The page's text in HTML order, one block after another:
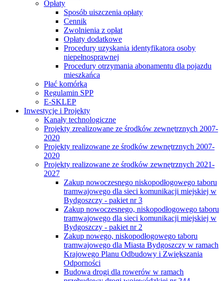
Opłaty
Sposób uiszczenia opłaty
Cennik
Zwolnienia z opłat
Opłaty dodatkowe
Procedury uzyskania identyfikatora osoby
niepełnosprawnej
Procedury otrzymania abonamentu dla pojazdu
mieszkańca
Płać komórką
Regulamin SPP
E-SKLEP
Inwestycje i Projekty
Kanały technologiczne
Projekty zrealizowane ze środków zewnętrznych 2007-
2020
Projekty realizowane ze środków zewnętrznych 2007-
2020
Projekty realizowane ze środków zewnętrznych 2021-
2027
Zakup nowoczesnego niskopodłogowego taboru
tramwajowego dla sieci komunikacji miejskiej w
Bydgoszczy - pakiet nr 3
Zakup nowoczesnego, niskopodłogowego taboru
tramwajowego dla sieci komunikacji miejskiej w
Bydgoszczy - pakiet nr 2
Zakup nowego, niskopodłogowego taboru
tramwajowego dla Miasta Bydgoszczy w ramach
Krajowego Planu Odbudowy i Zwiększania
Odporności
Budowa drogi dla rowerów w ramach